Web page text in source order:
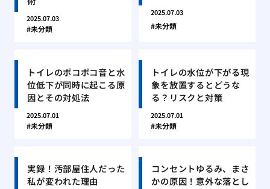
2025.07.03
未分類
2025.07.03
未分類
トイレのポコポコ音と水
位低下が同時に起こる原
因とその対処法
2025.07.01
未分類
トイレの水位が下がる現
象を放置するとどうな
る？リスクと対策
2025.07.01
未分類
実録！汚部屋住人だった
私が変われた理由
コンセントゆるみ、まさ
かの原因！意外な落とし